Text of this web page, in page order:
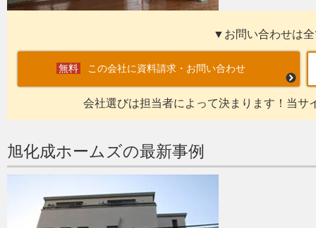
▼お問い合わせは
この会社に資料請求・お問い合わせ
会社選びは担当者によって決まります！当サ
旭化成ホームズの最新事例